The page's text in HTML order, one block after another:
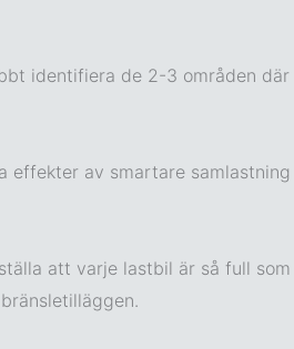
identifiera de 2-3 områden
effekter av smartare
att varje lastbil är så full